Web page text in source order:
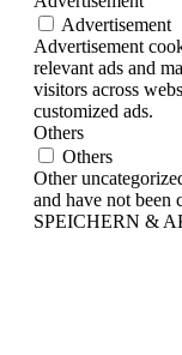
Advertisement
Advertisement
relevant ads and
visitors across
customized ads.
Others
Others
Other
and have not been
SPEICHERN &